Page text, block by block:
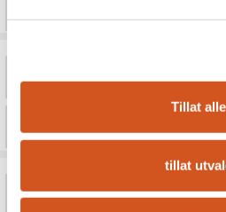
Tillat alle
tillat